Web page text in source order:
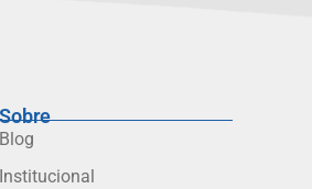
Sobre
Blog
Institucional